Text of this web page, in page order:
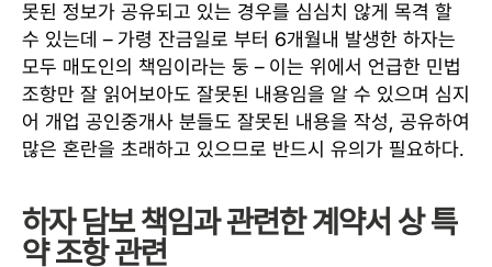
못된 정보가 공유되고 있는 경우를 심심치 않게 목격 할
수 있는데 – 가령 잔금일로 부터 6개월내 발생한 하자는
모두 매도인의 책임이라는 둥 – 이는 위에서 언급한 민법
조항만 잘 읽어보아도 잘못된 내용임을 알 수 있으며 심지
어 개업 공인중개사 분들도 잘못된 내용을 작성, 공유하여
많은 혼란을 초래하고 있으므로 반드시 유의가 필요하다.
하자 담보 책임과 관련한 계약서 상 특
약 조항 관련